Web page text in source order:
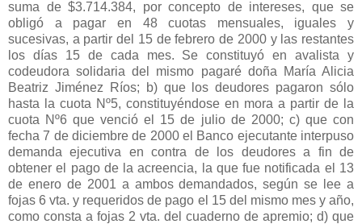
suma de $3.714.384, por concepto de intereses, que se
obligó a pagar en 48 cuotas mensuales, iguales y
sucesivas, a partir del 15 de febrero de 2000 y las restantes
los días 15 de cada mes. Se constituyó en avalista y
codeudora solidaria del mismo pagaré doña María Alicia
Beatriz Jiménez Ríos; b) que los deudores pagaron sólo
hasta la cuota Nº5, constituyéndose en mora a partir de la
cuota Nº6 que venció el 15 de julio de 2000; c) que con
fecha 7 de diciembre de 2000 el Banco ejecutante interpuso
demanda ejecutiva en contra de los deudores a fin de
obtener el pago de la acreencia, la que fue notificada el 13
de enero de 2001 a ambos demandados, según se lee a
fojas 6 vta. y requeridos de pago el 15 del mismo mes y año,
como consta a fojas 2 vta. del cuaderno de apremio; d) que